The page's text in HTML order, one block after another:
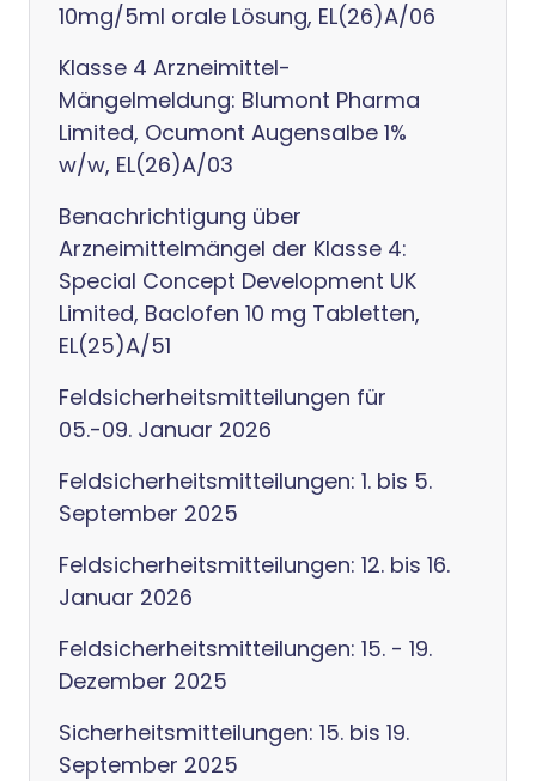
10mg/5ml orale Lösung, EL(26)A/06
Klasse 4 Arzneimittel-
Mängelmeldung: Blumont Pharma
Limited, Ocumont Augensalbe 1%
w/w, EL(26)A/03
Benachrichtigung über
Arzneimittelmängel der Klasse 4:
Special Concept Development UK
Limited, Baclofen 10 mg Tabletten,
EL(25)A/51
Feldsicherheitsmitteilungen für
05.-09. Januar 2026
Feldsicherheitsmitteilungen: 1. bis 5.
September 2025
Feldsicherheitsmitteilungen: 12. bis 16.
Januar 2026
Feldsicherheitsmitteilungen: 15. - 19.
Dezember 2025
Sicherheitsmitteilungen: 15. bis 19.
September 2025